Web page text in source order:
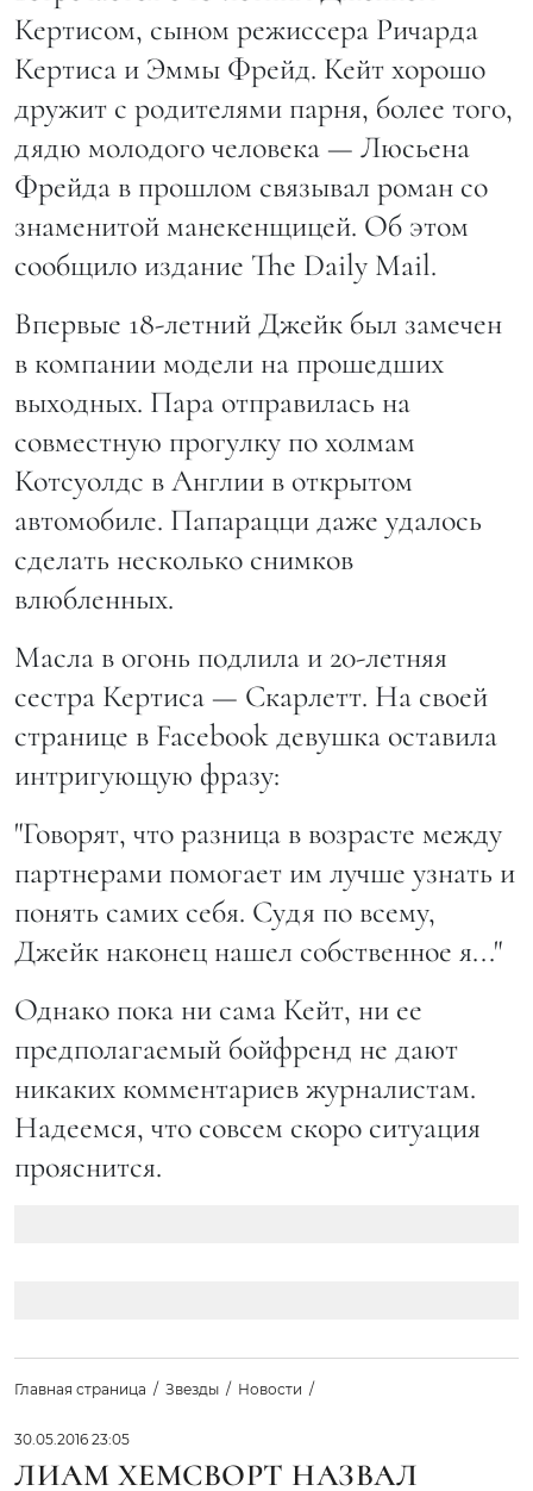
Кертисом, сыном режиссера Ричарда
Кертиса и Эммы Фрейд. Кейт хорошо
дружит с родителями парня, более того,
дядю молодого человека — Люсьена
Фрейда в прошлом связывал роман со
знаменитой манекенщицей. Об этом
сообщило издание The Daily Mail.
Впервые 18-летний Джейк был замечен
в компании модели на прошедших
выходных. Пара отправилась на
совместную прогулку по холмам
Котсуолдс в Англии в открытом
автомобиле. Папарацци даже удалось
сделать несколько снимков
влюбленных.
Масла в огонь подлила и 20-летняя
сестра Кертиса — Скарлетт. На своей
странице в Facebook девушка оставила
интригующую фразу:
"Говорят, что разница в возрасте между
партнерами помогает им лучше узнать и
понять самих себя. Судя по всему,
Джейк наконец нашел собственное я..."
Однако пока ни сама Кейт, ни ее
предполагаемый бойфренд не дают
никаких комментариев журналистам.
Надеемся, что совсем скоро ситуация
прояснится.
Главная страница Звезды Новости
30.05.2016 23:05
ЛИАМ ХЕМСВОРТ НАЗВАЛ